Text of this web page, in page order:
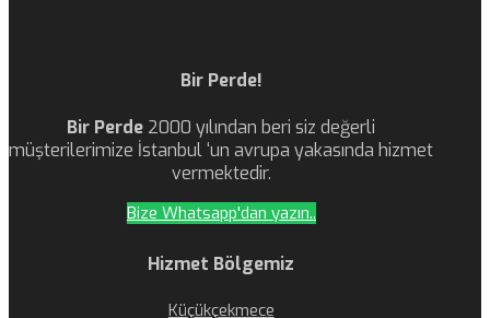
Bir Perde!
Bir Perde 2000 yılından beri siz değerli
müşterilerimize İstanbul ‘un avrupa yakasında hizmet
vermektedir.
Bize Whatsapp'dan yazın..
Hizmet Bölgemiz
Küçükçekmece